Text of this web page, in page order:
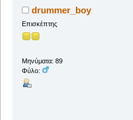
drummer_boy
Επισκέπτης
Μηνύματα: 89
Φύλο: